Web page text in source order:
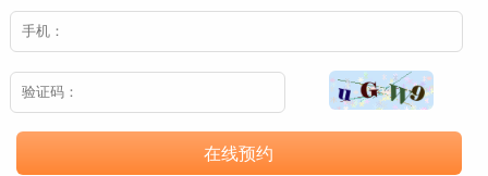
在线预约